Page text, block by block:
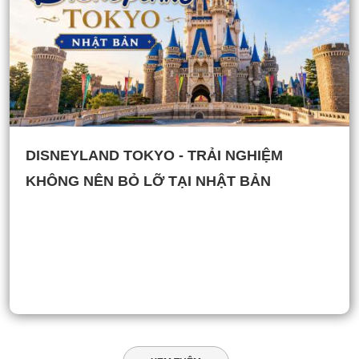
DISNEYLAND TOKYO - TRẢI NGHIỆM
KHÔNG NÊN BỎ LỠ TẠI NHẬT BẢN